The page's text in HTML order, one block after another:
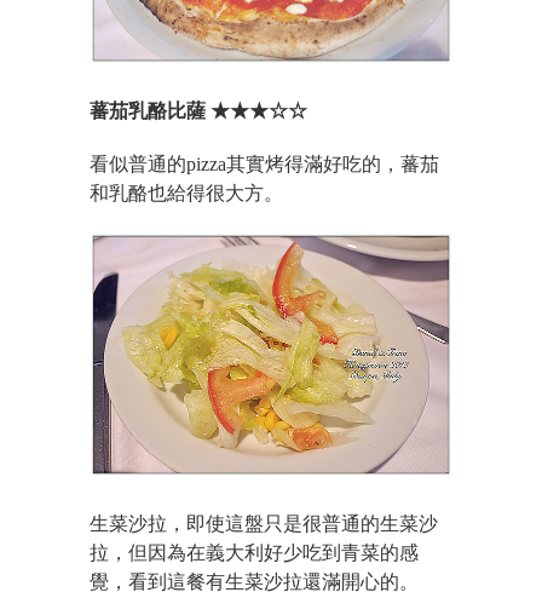
蕃茄乳酪比薩 ★★★☆☆
看似普通的pizza其實烤得滿好吃的，蕃茄
和乳酪也給得很大方。
生菜沙拉， 即使這盤只是很普通的生菜沙
拉，但因為在義大利好少吃到青菜的感
覺，看到這餐有生菜沙拉還滿開心的。